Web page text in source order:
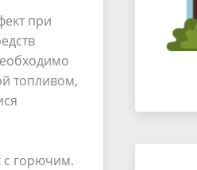
при
топливом,
с горючим.